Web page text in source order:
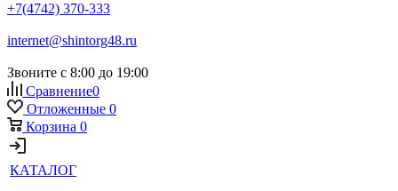
+7(4742) 370-333
internet@shintorg48.ru
Звоните с 8:00 до 19:00
Сравнение0
Отложенные 0
Корзина 0
КАТАЛОГ